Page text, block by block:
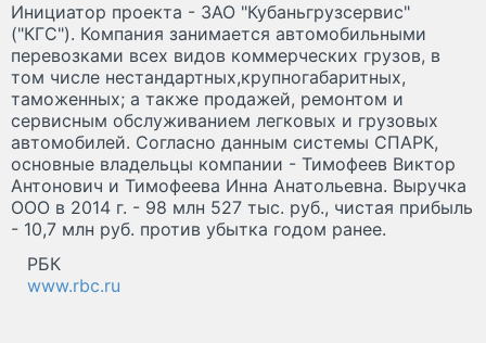
Инициатор проекта - ЗАО "Кубаньгрузсервис"
("КГС"). Компания занимается автомобильными
перевозками всех видов коммерческих грузов, в
том числе нестандартных,крупногабаритных,
таможенных; а также продажей, ремонтом и
сервисным обслуживанием легковых и грузовых
автомобилей. Согласно данным системы СПАРК,
основные владельцы компании - Тимофеев Виктор
Антонович и Тимофеева Инна Анатольевна. Выручка
ООО в 2014 г. - 98 млн 527 тыс. руб., чистая прибыль
- 10,7 млн руб. против убытка годом ранее.
РБК
www.rbc.ru